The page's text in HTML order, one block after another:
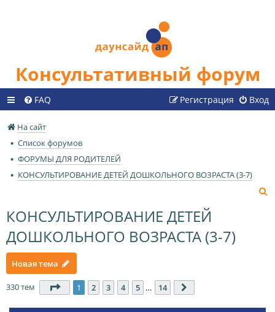
Консультативный форум
FAQ Вход
Регистрация
На сайт
Список форумов
ФОРУМЫ ДЛЯ РОДИТЕЛЕЙ
КОНСУЛЬТИРОВАНИЕ ДЕТЕЙ ДОШКОЛЬНОГО ВОЗРАСТА (3-7)
КОНСУЛЬТИРОВАНИЕ ДЕТЕЙ
ДОШКОЛЬНОГО ВОЗРАСТА (3-7)
Новая тема
330 тем Страница 1из 14
1 2 3 4 5 … 14